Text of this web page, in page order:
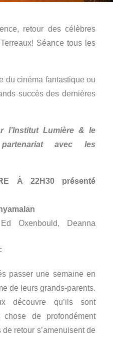
retour des célèbres
Séance tous les
du cinéma fantastique ou
succès des dernières
l’Institut Lumière & le
avec les
À 22H30 présenté
Oxenbould, Deanna
passer une semaine en
de leurs grands-parents.
découvre qu’ils sont
de profondément
retour s’amenuisent de